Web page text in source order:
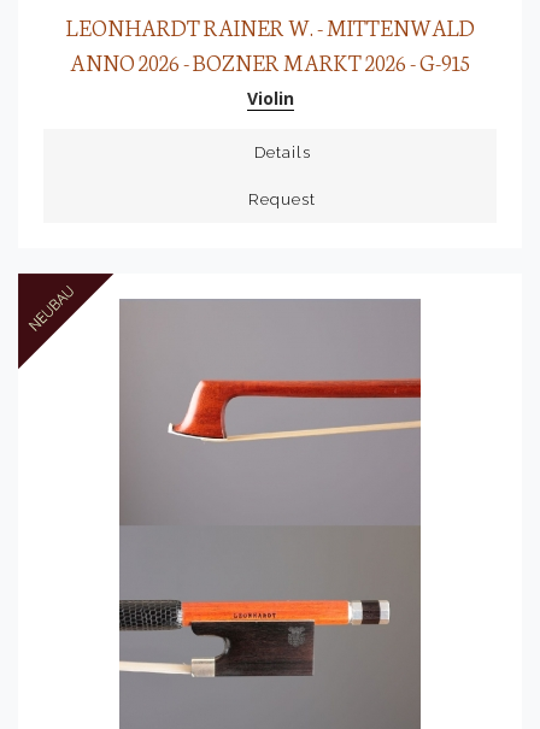
LEONHARDT RAINER W. - MITTENWALD
ANNO 2026 - BOZNER MARKT 2026 - G-915
Violin
Details
Request